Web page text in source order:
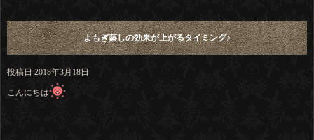
よもぎ蒸しの効果が上がるタイミング♪
投稿日 2018年3月18日
こんにちは